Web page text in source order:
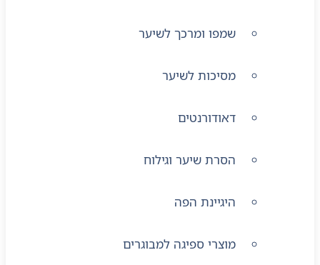
שמפו ומרכך לשיער
מסיכות לשיער
דאודורנטים
הסרת שיער וגילוח
היגיינת הפה
מוצרי ספיגה למבוגרים